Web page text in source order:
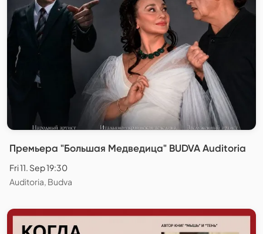
Премьера "Большая Медведица" BUDVA Auditoria
Fri 11. Sep 19:30
Auditoria, Budva